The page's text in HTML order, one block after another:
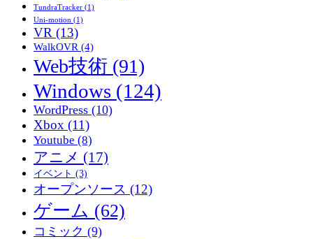
TundraTracker (1)
Uni-motion (1)
VR (13)
WalkOVR (4)
Web技術 (91)
Windows (124)
WordPress (10)
Xbox (11)
Youtube (8)
アニメ (17)
イベント (3)
オープンソース (12)
ゲーム (62)
コミック (9)